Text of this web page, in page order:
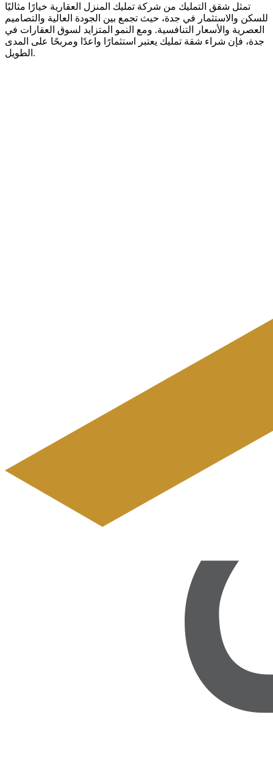
تمثل شقق التمليك من شركة تمليك المنزل العقارية خيارًا مثاليًا
للسكن والاستثمار في جدة، حيث تجمع بين الجودة العالية والتصاميم
العصرية والأسعار التنافسية. ومع النمو المتزايد لسوق العقارات في
جدة، فإن شراء شقة تمليك يعتبر استثمارًا واعدًا ومربحًا على المدى
الطويل.